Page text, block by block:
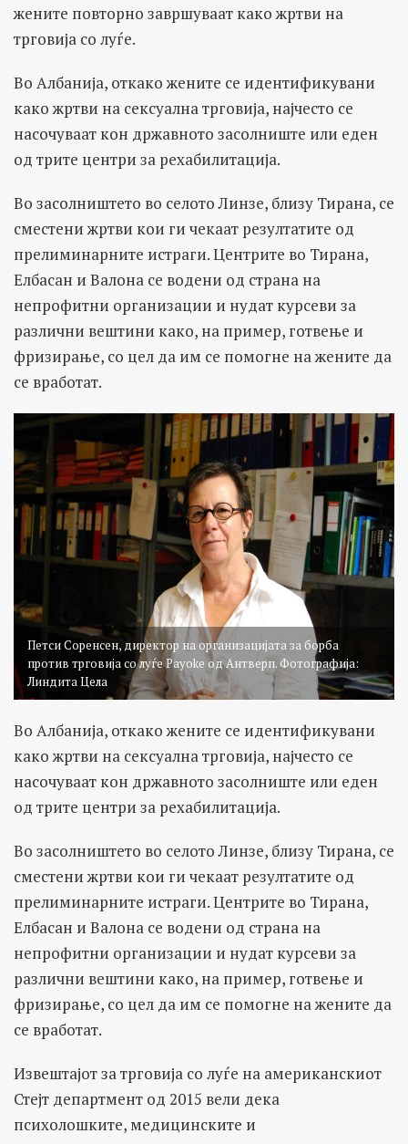
жените повторно завршуваат како жртви на
трговија со луѓе.
Во Албанија, откако жените се идентификувани
како жртви на сексуална трговија, најчесто се
насочуваат кон државното засолниште или еден
од трите центри за рехабилитација.
Во засолништето во селото Линзе, близу Тирана, се
сместени жртви кои ги чекаат резултатите од
прелиминарните истраги. Центрите во Тирана,
Елбасан и Валона се водени од страна на
непрофитни организации и нудат курсеви за
различни вештини како, на пример, готвење и
фризирање, со цел да им се помогне на жените да
се вработат.
Петси Соренсен, директор на организацијата за борба
против трговија со луѓе Payoke од Антверп. Фотографија:
Линдита Цела
Во Албанија, откако жените се идентификувани
како жртви на сексуална трговија, најчесто се
насочуваат кон државното засолниште или еден
од трите центри за рехабилитација.
Во засолништето во селото Линзе, близу Тирана, се
сместени жртви кои ги чекаат резултатите од
прелиминарните истраги. Центрите во Тирана,
Елбасан и Валона се водени од страна на
непрофитни организации и нудат курсеви за
различни вештини како, на пример, готвење и
фризирање, со цел да им се помогне на жените да
се вработат.
Извештајот за трговија со луѓе на американскиот
Стејт департмент од 2015 вели дека
психолошките, медицинските и